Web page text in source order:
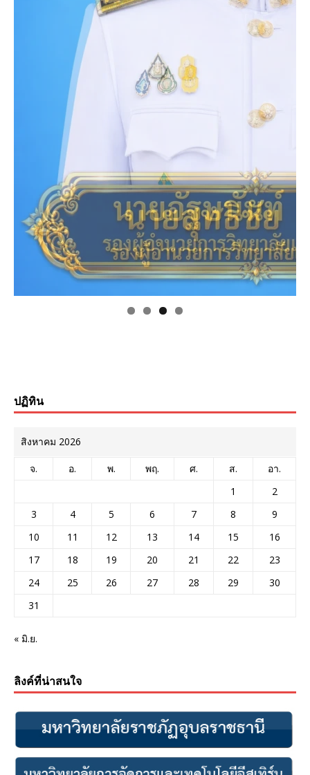
ปฏิทิน
สิงหาคม 2026
จ. อ. พ. พฤ. ศ. ส.
อา.
1
2
3
4 5 6 7 8
9
10
11 12 13 14 15
16
17
18 19 20 21 22
23
24
25 26 27 28 29
30
31
« มิ.ย.
ลิงค์ที่น่าสนใจ